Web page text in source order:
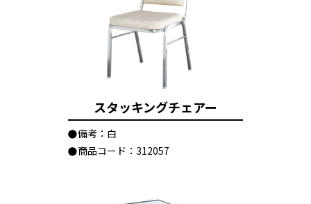
スタッキングチェアー
備考：白
商品コード：312057